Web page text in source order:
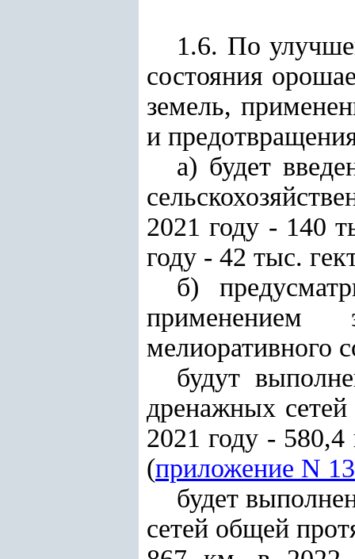
1.6. По
состояния
земель,
и
а) будет
2021 году - 140
году - 42 тыс.
б)
применением
мелиоративного
будут
дренажных
2021 году -
(приложение N 13
будет
сетей общей